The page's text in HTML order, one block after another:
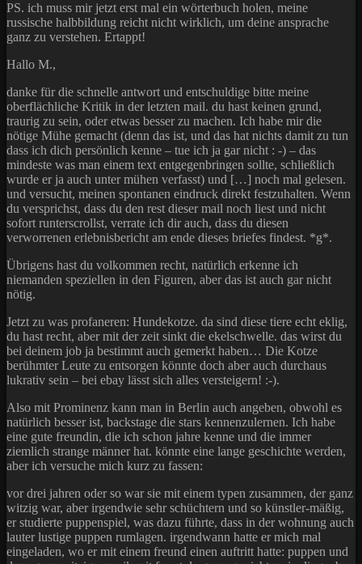
PS. ich muss mir jetzt erst mal ein wörterbuch holen, meine
russische halbbildung reicht nicht wirklich, um deine ansprache
ganz zu verstehen. Ertappt!
Hallo M.,
danke für die schnelle antwort und entschuldige bitte meine
oberflächliche Kritik in der letzten mail. du hast keinen grund,
traurig zu sein, oder etwas besser zu machen. Ich habe mir die
nötige Mühe gemacht (denn das ist, und das hat nichts damit zu tun
dass ich dich persönlich kenne – tue ich ja gar nicht : -) – das
mindeste was man einem text entgegenbringen sollte, schließlich
wurde er ja auch unter mühen verfasst) und […] noch mal gelesen.
und versucht, meinen spontanen eindruck direkt festzuhalten. Wenn
du versprichst, dass du den rest dieser mail noch liest und nicht
sofort runterscrollst, verrate ich dir auch, dass du diesen
verworrenen erlebnisbericht am ende dieses briefes findest. *g*.
Übrigens hast du volkommen recht, natürlich erkenne ich
niemanden speziellen in den Figuren, aber das ist auch gar nicht
nötig.
Jetzt zu was profaneren: Hundekotze. da sind diese tiere echt eklig,
du hast recht, aber mit der zeit sinkt die ekelschwelle. das wirst du
bei deinem job ja bestimmt auch gemerkt haben… Die Kotze
berühmter Leute zu entsorgen könnte doch aber auch durchaus
lukrativ sein – bei ebay lässt sich alles versteigern! :-).
Also mit Prominenz kann man in Berlin auch angeben, obwohl es
natürlich besser ist, backstage die stars kennenzulernen. Ich habe
eine gute freundin, die ich schon jahre kenne und die immer
ziemlich strange männer hat. könnte eine lange geschichte werden,
aber ich versuche mich kurz zu fassen:
vor drei jahren oder so war sie mit einem typen zusammen, der ganz
witzig war, aber irgendwie sehr schüchtern und so künstler-mäßig,
er studierte puppenspiel, was dazu führte, dass in der wohnung auch
lauter lustige puppen rumlagen. irgendwann hatte er mich mal
eingeladen, wo er mit einem freund einen auftritt hatte: puppen und